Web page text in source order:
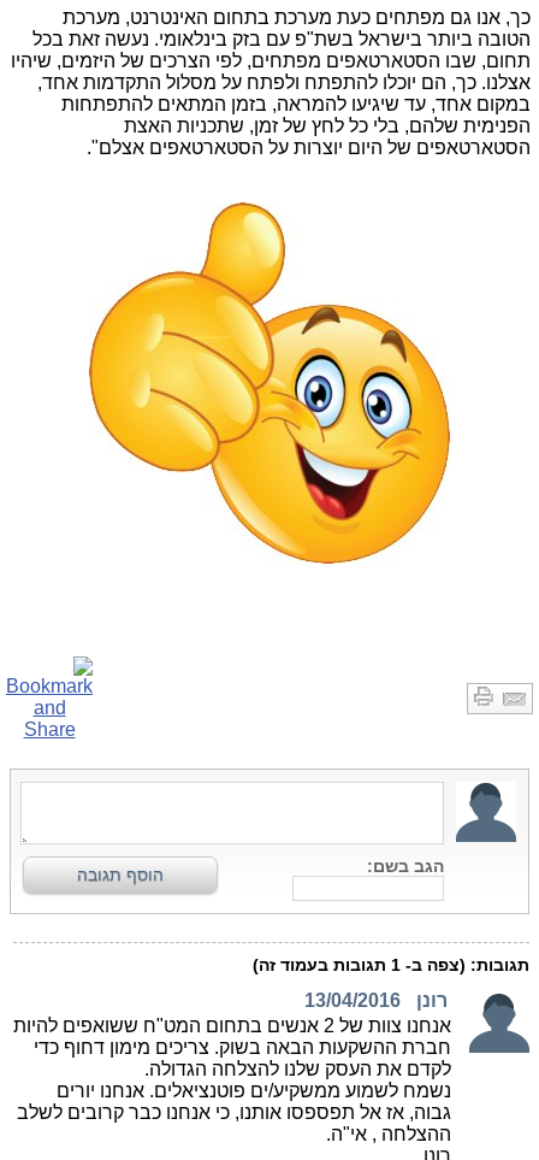
כך, אנו גם מפתחים כעת מערכת בתחום האינטרנט, מערכת
הטובה ביותר בישראל בשת"פ עם בזק בינלאומי. נעשה זאת בכל
תחום, שבו הסטארטאפים מפתחים, לפי הצרכים של היזמים, שיהיו
אצלנו. כך, הם יוכלו להתפתח ולפתח על מסלול התקדמות אחד,
במקום אחד, עד שיגיעו להמראה, בזמן המתאים להתפתחות
הפנימית שלהם, בלי כל לחץ של זמן, שתכניות האצת
הסטארטאפים של היום יוצרות על הסטארטאפים אצלם".